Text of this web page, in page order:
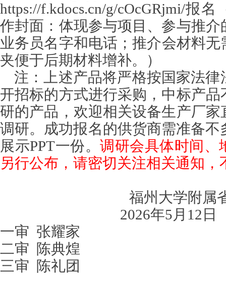
https://f.kdocs.cn/g/cOcGRjmi/报名
作封面：体现参与项目、参与推
业务员名字和电话；推介会材料
夹便于后期材料增补。）
注：上述产品将严格按国家法律
开招标的方式进行采购，中标产
研的产品，欢迎相关设备生产厂
调研。成功报名的供货商需准备不
展示PPT一份。调研会具体时间、
另行公布，请密切关注相关通知，
福州大学附属
2026年5月12日
一审 张耀家
二审 陈典煌
三审 陈礼团